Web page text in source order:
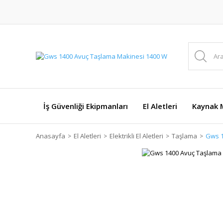
İş Güvenliği Ekipmanları El Aletleri Kaynak
Anasayfa El Aletleri Elektrikli El Aletleri Taşlama Gws